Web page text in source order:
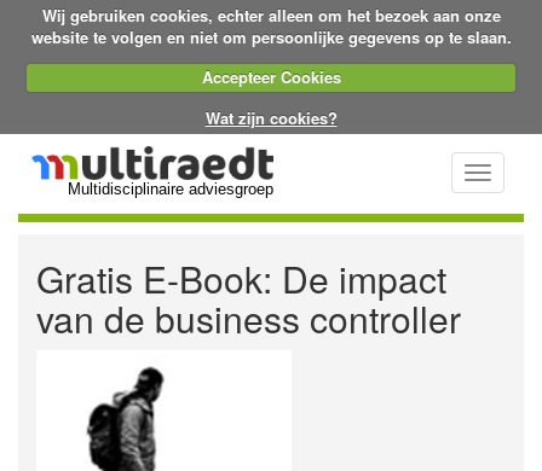
Wij gebruiken cookies, echter alleen om het bezoek aan onze
website te volgen en niet om persoonlijke gegevens op te slaan.
Accepteer Cookies
Wat zijn cookies?
Multidisciplinaire adviesgroep
Toggle
Gratis E-Book: De impact
van de business controller